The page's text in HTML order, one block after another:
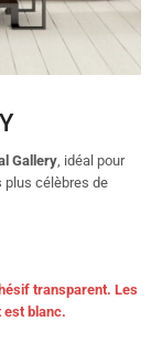
Gallery idéal pour
plus célèbres de
transparent. Les
est blanc.